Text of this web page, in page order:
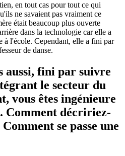
en tout cas pour tout ce qui
ne savaient pas vraiment ce
était beaucoup plus ouverte
dans la technologie car elle a
à l'école. Cependant, elle a fini par
de danse.
aussi, fini par suivre
le secteur du
vous êtes ingénieure
Comment décririez-
se passe une